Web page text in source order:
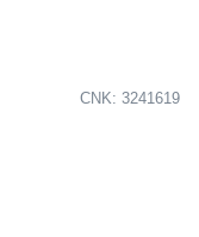
CNK: 3241619